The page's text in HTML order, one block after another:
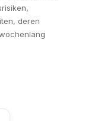
22%
91%
deren